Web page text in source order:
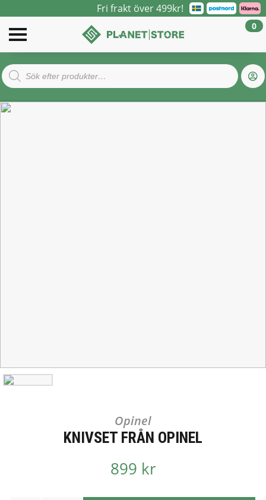
Fri frakt över 499kr!
0
Products
search
Opinel
KNIVSET FRÅN OPINEL
899 kr